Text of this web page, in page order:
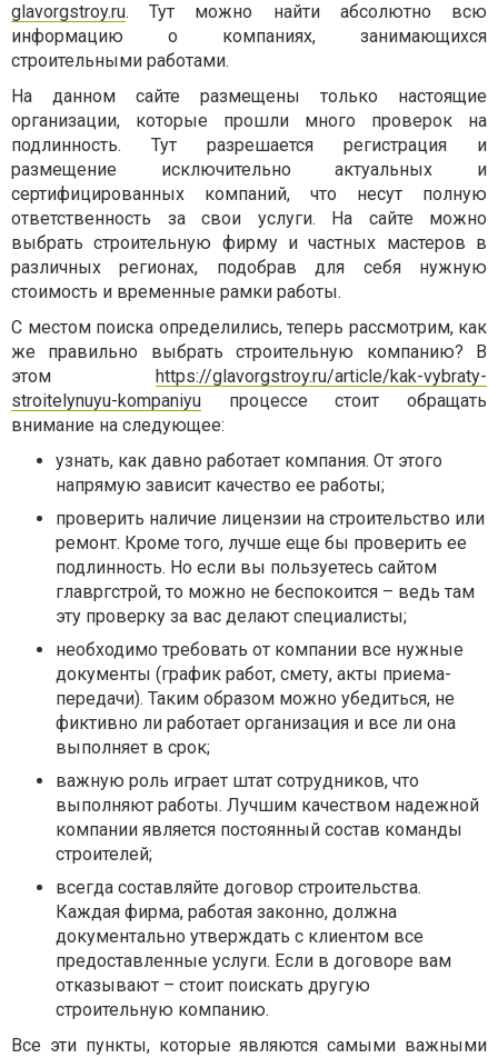
glavorgstroy.ru. Тут можно найти абсолютно всю
информацию о компаниях, занимающихся
строительными работами.
На данном сайте размещены только настоящие
организации, которые прошли много проверок на
подлинность. Тут разрешается регистрация и
размещение исключительно актуальных и
сертифицированных компаний, что несут полную
ответственность за свои услуги. На сайте можно
выбрать строительную фирму и частных мастеров в
различных регионах, подобрав для себя нужную
стоимость и временные рамки работы.
С местом поиска определились, теперь рассмотрим, как
же правильно выбрать строительную компанию? В
этом
https://glavorgstroy.ru/article/kak-vybraty-
stroitelynuyu-kompaniyu процессе стоит обращать
внимание на следующее:
узнать, как давно работает компания. От этого
напрямую зависит качество ее работы;
проверить наличие лицензии на строительство или
ремонт. Кроме того, лучше еще бы проверить ее
подлинность. Но если вы пользуетесь сайтом
главргстрой, то можно не беспокоится – ведь там
эту проверку за вас делают специалисты;
необходимо требовать от компании все нужные
документы (график работ, смету, акты приема-
передачи). Таким образом можно убедиться, не
фиктивно ли работает организация и все ли она
выполняет в срок;
важную роль играет штат сотрудников, что
выполняют работы. Лучшим качеством надежной
компании является постоянный состав команды
строителей;
всегда составляйте договор строительства.
Каждая фирма, работая законно, должна
документально утверждать с клиентом все
предоставленные услуги. Если в договоре вам
отказывают – стоит поискать другую
строительную компанию.
Все эти пункты, которые являются самыми важными